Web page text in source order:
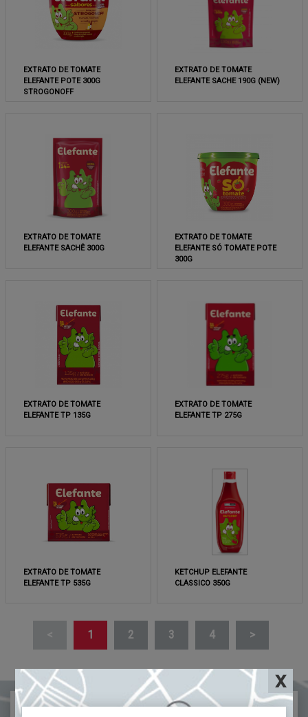
EXTRATO DE TOMATE
ELEFANTE POTE 300G
STROGONOFF
EXTRATO DE TOMATE
ELEFANTE SACHE 190G (NEW)
EXTRATO DE TOMATE
ELEFANTE SACHÊ 300G
EXTRATO DE TOMATE
ELEFANTE SÓ TOMATE POTE
300G
EXTRATO DE TOMATE
ELEFANTE TP 135G
EXTRATO DE TOMATE
ELEFANTE TP 275G
EXTRATO DE TOMATE
ELEFANTE TP 535G
KETCHUP ELEFANTE
CLASSICO 350G
< 1 2 3 4 >